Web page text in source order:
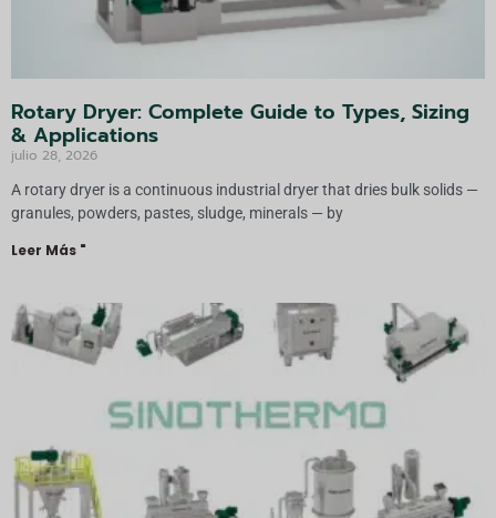
Rotary Dryer: Complete Guide to Types, Sizing
& Applications
julio 28, 2026
A rotary dryer is a continuous industrial dryer that dries bulk solids —
granules, powders, pastes, sludge, minerals — by
Leer Más "